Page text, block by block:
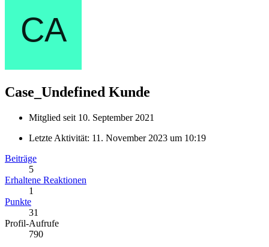
Case_Undefined Kunde
Mitglied seit 10. September 2021
Letzte Aktivität: 11. November 2023 um 10:19
Beiträge
5
Erhaltene Reaktionen
1
Punkte
31
Profil-Aufrufe
790